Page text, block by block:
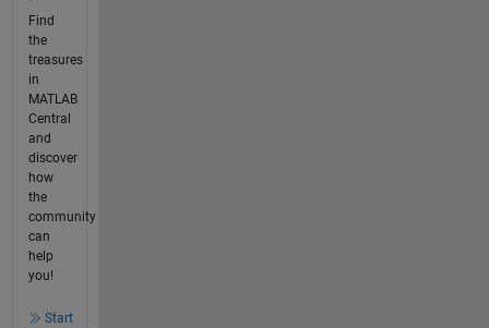
Find
the
treasures
in
MATLAB
Central
and
discover
how
the
community
can
help
you!
Start